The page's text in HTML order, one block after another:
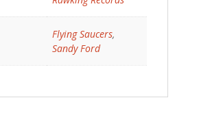
Flying Saucers,
Sandy Ford